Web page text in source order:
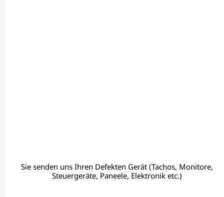
Sie senden uns Ihren Defekten Gerät (Tachos, Monitore,
Steuergeräte, Paneele, Elektronik etc.)